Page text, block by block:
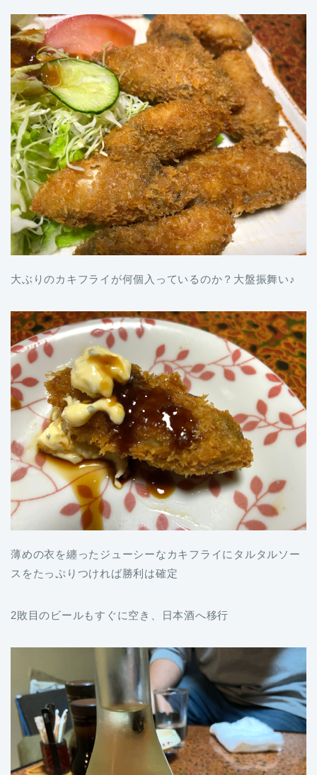
大ぶりのカキフライが何個入っているのか？大盤振舞い♪
薄めの衣を纏ったジューシーなカキフライにタルタルソー
スをたっぷりつければ勝利は確定
2敗目のビールもすぐに空き、日本酒へ移行